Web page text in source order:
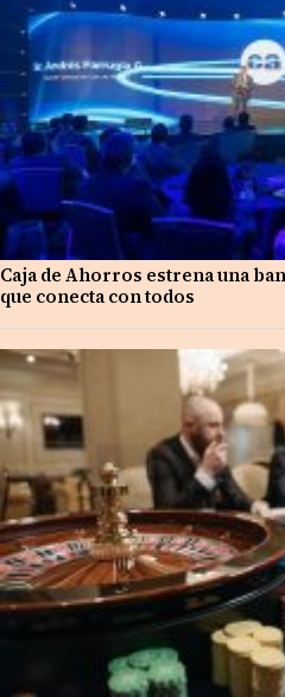
Caja de Ahorros estrena una
que conecta con todos